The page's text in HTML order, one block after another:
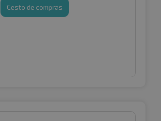
Cesto de compras